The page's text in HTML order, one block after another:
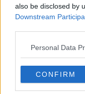
also be disclosed by
Downstream
Personal Data
CONFIRM
L’iniziativa si inserisce
promosso dal Comune
Ministero dell’Interno
contrasto dello spaccio
agli istituti scolastici,